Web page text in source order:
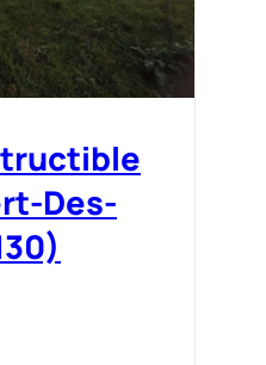
Des-